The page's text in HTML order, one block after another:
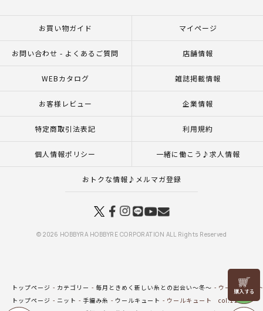
リリヤン
フェア
お買い物ガイド マイページ
お問い合わせ - よくあるご質問 店舗情報
WEBカタログ 雑誌掲載情報
お客様レビュー 企業情報
特定商取引法表記 利用規約
個人情報ポリシー 一緒に働こう♪求人情報
おトクな情報♪メルマガ登録
© 2026 HOBBYRA HOBBYRE CORPORATION ALL Rights Reserved
トップページ カテゴリー 毎月ときめく新しい糸との出会い～冬～
ウールキュ
トップページ
ニット 手編み糸 ウールキュート
ウールキュート col.11Y